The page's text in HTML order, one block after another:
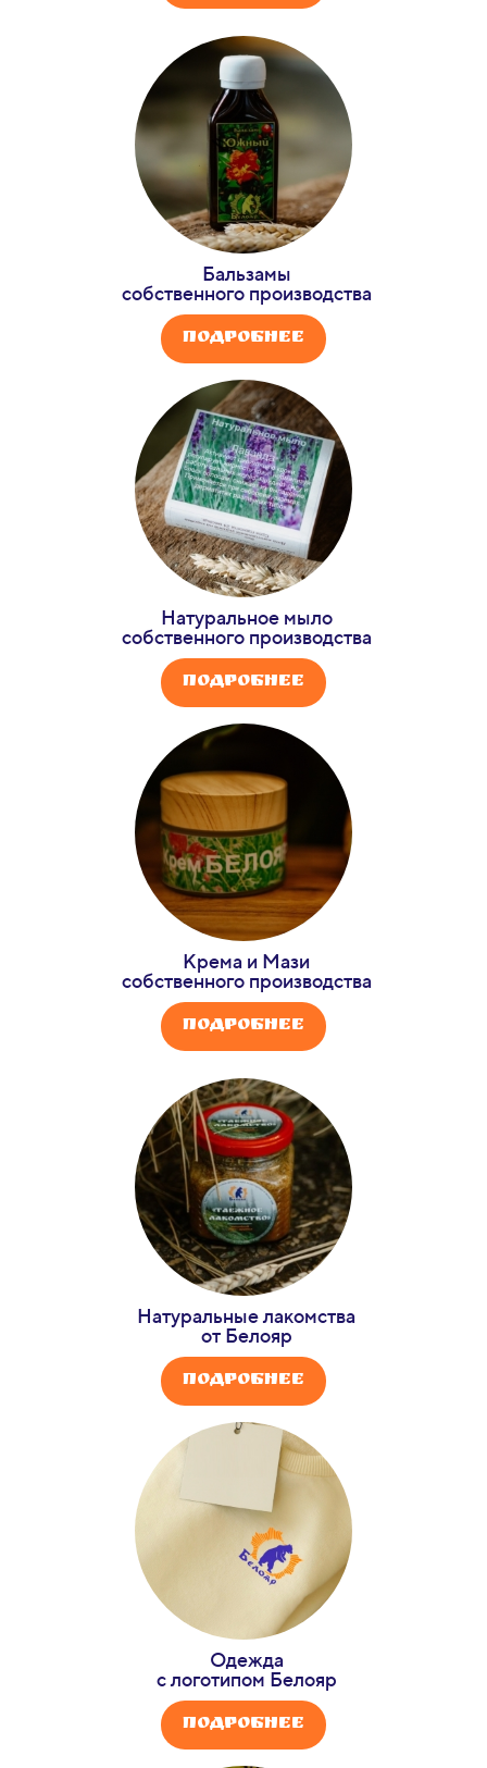
Бальзамы
собственного производства
Подробнее
Натуральное мыло
собственного производства
Подробнее
Крема и Мази
собственного производства
Подробнее
Натуральные лакомства
от Белояр
Подробнее
Одежда
с логотипом Белояр
Подробнее